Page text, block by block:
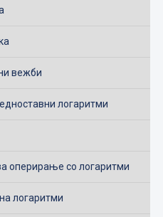
вежби
логаритми
оперирање со логаритми
логаритми